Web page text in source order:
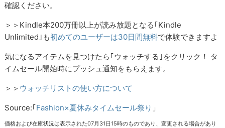
確認ください。
＞＞Kindle本200万冊以上が読み放題となる｢Kindle
Unlimited｣も初めてのユーザーは30日間無料で体験できますよ
気になるアイテムを見つけたら｢ウォッチする｣をクリック！ タ
イムセール開始時にプッシュ通知をもらえます。
＞＞ ウォッチリストの使い方について
Source:｢Fashion×夏休みタイムセール祭り 」
価格および在庫状況は表示された07月31日15時のものであり、変更される場合があり